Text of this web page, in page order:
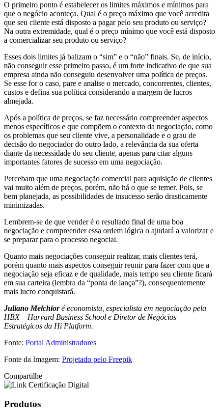
O primeiro ponto é estabelecer os limites máximos e mínimos para
que o negócio aconteça. Qual é o preço máximo que você acredita
que seu cliente está disposto a pagar pelo seu produto ou serviço?
Na outra extremidade, qual é o preço mínimo que você está disposto
a comercializar seu produto ou serviço?
Esses dois limites já balizam o “sim” e o “não” finais. Se, de início,
não conseguir esse primeiro passo, é um forte indicativo de que sua
empresa ainda não conseguiu desenvolver uma política de preços.
Se esse for o caso, pare e analise o mercado, concorrentes, clientes,
custos e defina sua política considerando a margem de lucros
almejada.
Após a política de preços, se faz necessário compreender aspectos
menos específicos e que compõem o contexto da negociação, como
os problemas que seu cliente vive, a personalidade e o grau de
decisão do negociador do outro lado, a relevância da sua oferta
diante da necessidade do seu cliente, apenas para citar alguns
importantes fatores de sucesso em uma negociação.
Percebam que uma negociação comercial para aquisição de clientes
vai muito além de preços, porém, não há o que se temer. Pois, se
bem planejada, as possibilidades de insucesso serão drasticamente
minimizadas.
Lembrem-se de que vender é o resultado final de uma boa
negociação e compreender essa ordem lógica o ajudará a valorizar e
se preparar para o processo negocial.
Quanto mais negociações conseguir realizar, mais clientes terá,
porém quanto mais aspectos conseguir reunir para fazer com que a
negociação seja eficaz e de qualidade, mais tempo seu cliente ficará
em sua carteira (lembra da “ponta de lança”?), consequentemente
mais lucro conquistará.
Juliano Melchioré economista, especialista em negociação pela
HBX – Harvard Business School e Diretor de Negócios
Estratégicos da Hi Platform.
Fonte: Portal Administradores
Fonte da Imagem: Projetado pelo Freepik
Compartilhe
Produtos